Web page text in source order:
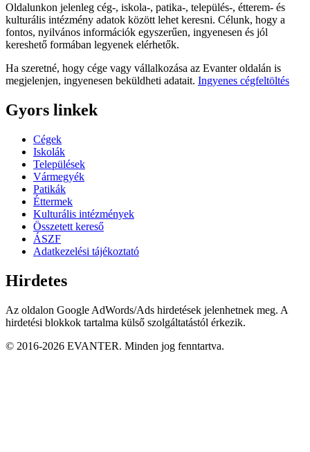
Oldalunkon jelenleg cég-, iskola-, patika-, település-, étterem- és
kulturális intézmény adatok között lehet keresni. Célunk, hogy a
fontos, nyilvános információk egyszerűen, ingyenesen és jól
kereshető formában legyenek elérhetők.
Ha szeretné, hogy cége vagy vállalkozása az Evanter oldalán is
megjelenjen, ingyenesen beküldheti adatait. Ingyenes cégfeltöltés
Gyors linkek
Cégek
Iskolák
Települések
Vármegyék
Patikák
Éttermek
Kulturális intézmények
Összetett kereső
ÁSZF
Adatkezelési tájékoztató
Hirdetes
Az oldalon Google AdWords/Ads hirdetések jelenhetnek meg. A
hirdetési blokkok tartalma külső szolgáltatástól érkezik.
© 2016-2026 EVANTER. Minden jog fenntartva.